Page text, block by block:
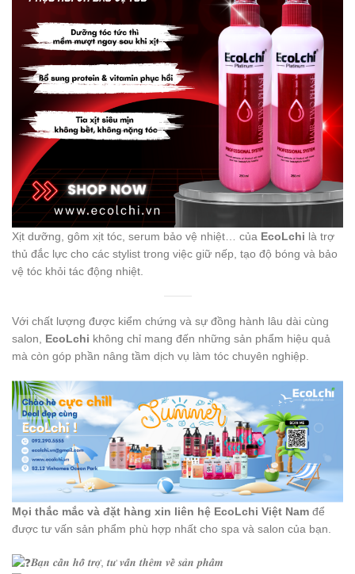
Xịt dưỡng, gôm xịt tóc, serum bảo vệ nhiệt… của EcoLchi là trợ
thủ đắc lực cho các stylist trong việc giữ nếp, tạo độ bóng và bảo
vệ tóc khỏi tác động nhiệt.
Với chất lượng được kiểm chứng và sự đồng hành lâu dài cùng
salon, EcoLchi không chỉ mang đến những sản phẩm hiệu quả
mà còn góp phần nâng tầm dịch vụ làm tóc chuyên nghiệp.
Mọi thắc mắc và đặt hàng xin liên hệ EcoLchi Việt Nam để
được tư vấn sản phẩm phù hợp nhất cho spa và salon của bạn.
𝑩𝒂̣𝒏 𝒄𝒂̂̀𝒏 𝒉𝒐̂̃ 𝒕𝒓𝒐̛̣, 𝒕𝒖̛ 𝒗𝒂̂́𝒏 𝒕𝒉𝒆̂𝒎 𝒗𝒆̂̀ 𝒔𝒂̉𝒏 𝒑𝒉𝒂̂̉𝒎